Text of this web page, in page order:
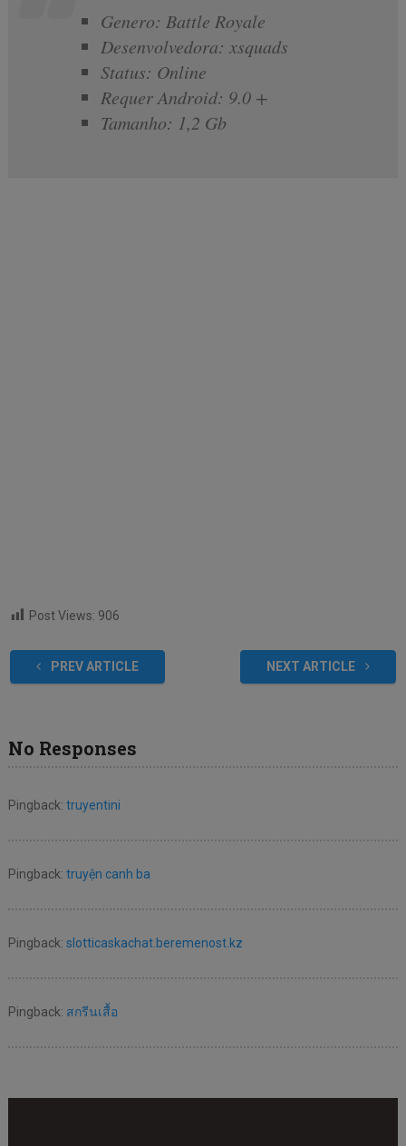
Genero: Battle Royale
Desenvolvedora: xsquads
Status: Online
Requer Android: 9.0 +
Tamanho: 1,2 Gb
Post Views: 906
PREV ARTICLE NEXT ARTICLE
No Responses
Pingback: truyentini
Pingback: truyện canh ba
Pingback: slotticaskachat.beremenost.kz
Pingback: สกรีนเสื้อ